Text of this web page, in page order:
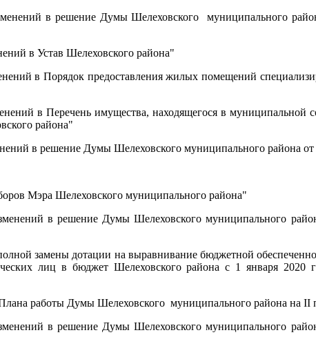
в решение Думы Шелеховского муниципального
в Устав Шелеховского района"
в Порядок предоставления жилых помещений
в Перечень имущества, находящегося в муниципальной
района"
в решение Думы Шелеховского муниципального района
Мэра Шелеховского муниципального района"
в решение Думы Шелеховского муниципального
замены дотации на выравнивание бюджетной
лиц в бюджет Шелеховского района с 1 января 2020
работы Думы Шелеховского муниципального района на II
в решение Думы Шелеховского муниципального